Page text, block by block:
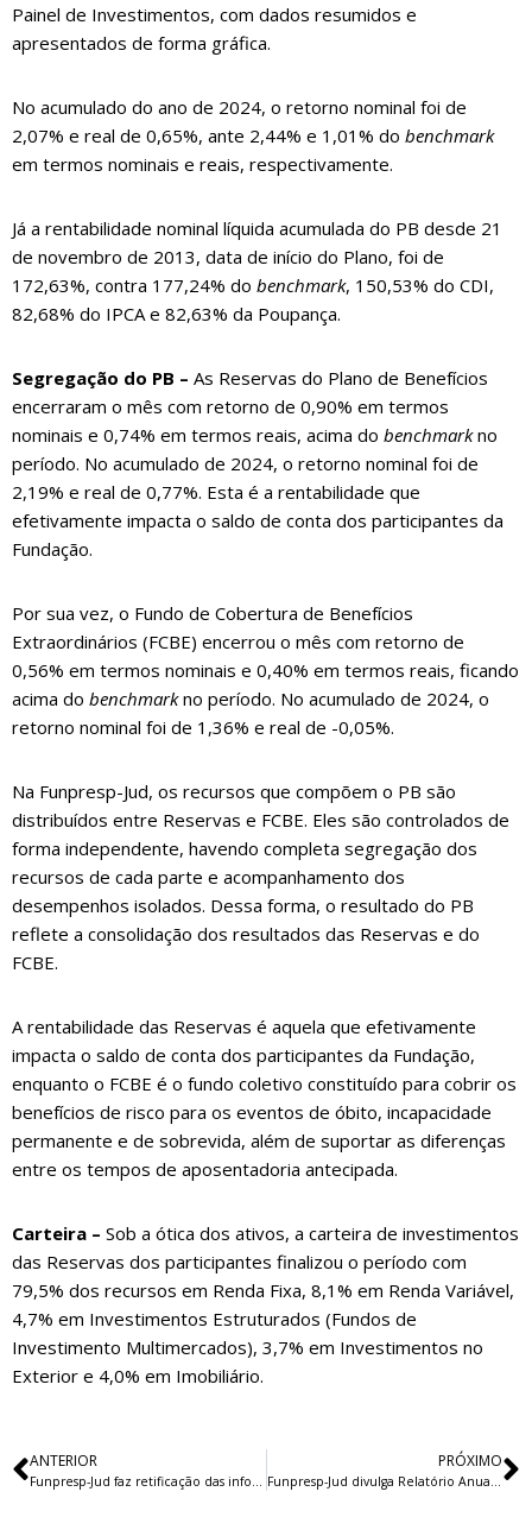
Painel de Investimentos, com dados resumidos e
apresentados de forma gráfica.
No acumulado do ano de 2024, o retorno nominal foi de
2,07% e real de 0,65%, ante 2,44% e 1,01% do benchmark
em termos nominais e reais, respectivamente.
Já a rentabilidade nominal líquida acumulada do PB desde 21
de novembro de 2013, data de início do Plano, foi de
172,63%, contra 177,24% do benchmark, 150,53% do CDI,
82,68% do IPCA e 82,63% da Poupança.
Segregação do PB – As Reservas do Plano de Benefícios
encerraram o mês com retorno de 0,90% em termos
nominais e 0,74% em termos reais, acima do benchmarkno
período. No acumulado de 2024, o retorno nominal foi de
2,19% e real de 0,77%. Esta é a rentabilidade que
efetivamente impacta o saldo de conta dos participantes da
Fundação.
Por sua vez, o Fundo de Cobertura de Benefícios
Extraordinários (FCBE) encerrou o mês com retorno de
0,56% em termos nominais e 0,40% em termos reais, ficando
acima do benchmarkno período. No acumulado de 2024, o
retorno nominal foi de 1,36% e real de -0,05%.
Na Funpresp-Jud, os recursos que compõem o PB são
distribuídos entre Reservas e FCBE. Eles são controlados de
forma independente, havendo completa segregação dos
recursos de cada parte e acompanhamento dos
desempenhos isolados. Dessa forma, o resultado do PB
reflete a consolidação dos resultados das Reservas e do
FCBE.
A rentabilidade das Reservas é aquela que efetivamente
impacta o saldo de conta dos participantes da Fundação,
enquanto o FCBE é o fundo coletivo constituído para cobrir os
benefícios de risco para os eventos de óbito, incapacidade
permanente e de sobrevida, além de suportar as diferenças
entre os tempos de aposentadoria antecipada.
Carteira – Sob a ótica dos ativos, a carteira de investimentos
das Reservas dos participantes finalizou o período com
79,5% dos recursos em Renda Fixa, 8,1% em Renda Variável,
4,7% em Investimentos Estruturados (Fundos de
Investimento Multimercados), 3,7% em Investimentos no
Exterior e 4,0% em Imobiliário.
ANTERIOR
Funpresp-Jud faz retificação das informações do IRPF junto à Receita Federal
PRÓXIMO
Funpresp-Jud divulga Relatório Anual 2023